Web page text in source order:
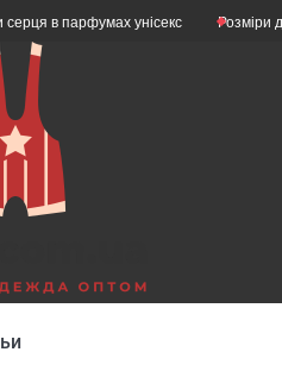
унісекс Розміри дитячого